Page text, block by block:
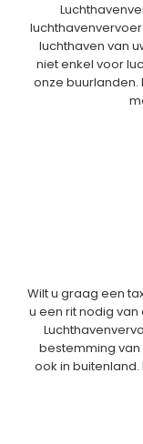
luchthaven van
niet enkel voor
onze buurlanden.
Wilt u graag een
u een rit nodig van
bestemming van
ook in